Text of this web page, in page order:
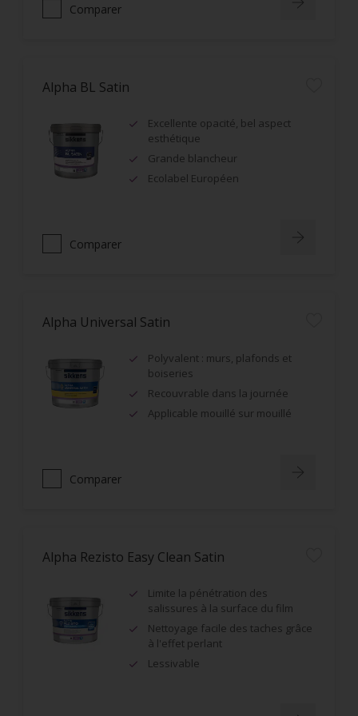
Comparer
Alpha BL Satin
Excellente opacité, bel aspect
esthétique
Grande blancheur
Ecolabel Européen
Comparer
Alpha Universal Satin
Polyvalent : murs, plafonds et
boiseries
Recouvrable dans la journée
Applicable mouillé sur mouillé
Comparer
Alpha Rezisto Easy Clean Satin
Limite la pénétration des
salissures à la surface du film
Nettoyage facile des taches grâce
à l'effet perlant
Lessivable